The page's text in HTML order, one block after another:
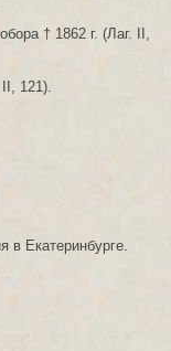
† 1862 г. (Лаг. II,
121).
в Екатеринбурге.